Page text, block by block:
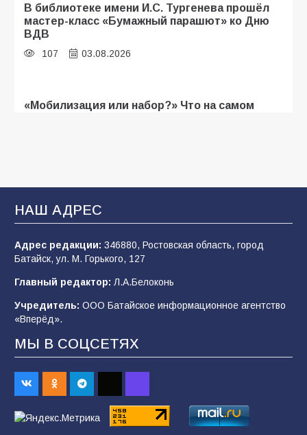
В библиотеке имени И.С. Тургенева прошёл
мастер-класс «Бумажный парашют» ко Дню
ВДВ
107 03.08.2026
«Мобилизация или набор?» Что на самом
В Батайске продолжаются дорожные работы
100 04.08.2026
Будет ли мобилизация в России в 2026 году
после выборов: в Госдуме дали ответ
94 06.08.2026
«Пургу нести — не поля переходить»: почему
заявления о мобилизации — это
пропагандистский вброс
01.08.2026
НАШ АДРЕС
Адрес редакции: 346880, Ростовская область, город
Батайск, ул. М. Горького, 127
Главный редактор: Л.А.Белоконь
Учредитель: ООО Батайское информационное агентство
«Вперёд».
МЫ В СОЦСЕТЯХ